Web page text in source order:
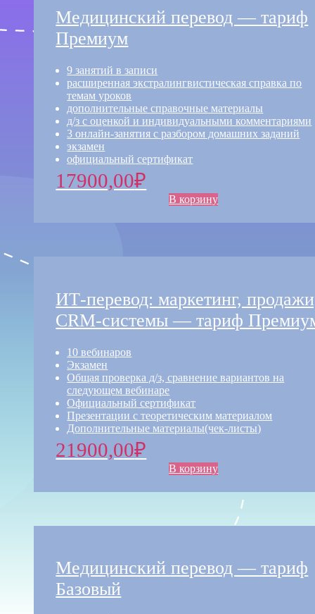
Медицинский перевод — тариф
Премиум
9 занятий в записи​​
расширенная экстралингвистическая справка по
темам уроков​
дополнительные справочные материалы​
д/з с оценкой и индивидуальными комментариями​
3 онлайн-занятия с разбором домашних заданий​
экзамен​
официальный сертификат
17900,00₽
В корзину
ИТ-перевод: маркетинг,
CRM-системы — тариф
10 вебинаров
Экзамен
Общая проверка д/з, сравнение вариантов на
следующем вебинаре
Официальный сертификат
Презентации с теоретическим материалом
Дополнительные материалы(чек-листы)
21900,00₽
В корзину
Медицинский перевод — тариф
Базовый